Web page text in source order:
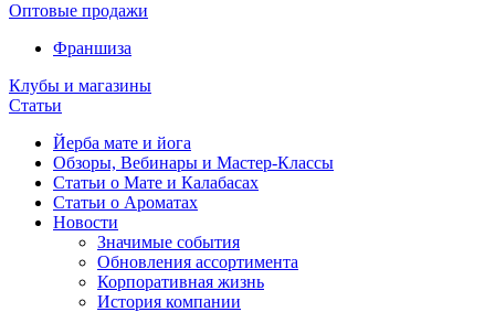
Оптовые продажи
Франшиза
Клубы и магазины
Статьи
Йерба мате и йога
Обзоры, Вебинары и Мастер-Классы
Статьи о Мате и Калабасах
Статьи о Ароматах
Новости
Значимые события
Обновления ассортимента
Корпоративная жизнь
История компании